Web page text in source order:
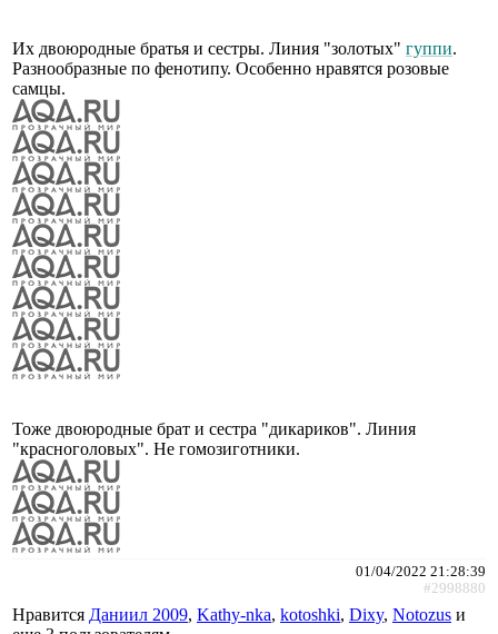
Их двоюродные братья и сестры. Линия "золотых" гуппи.
Разнообразные по фенотипу. Особенно нравятся розовые
самцы.
Тоже двоюродные брат и сестра "дикариков". Линия
"красноголовых". Не гомозиготники.
01/04/2022 21:28:39
#2998880
Нравится Даниил 2009, Kathy-nka, kotoshki, Dixy, Notozus и